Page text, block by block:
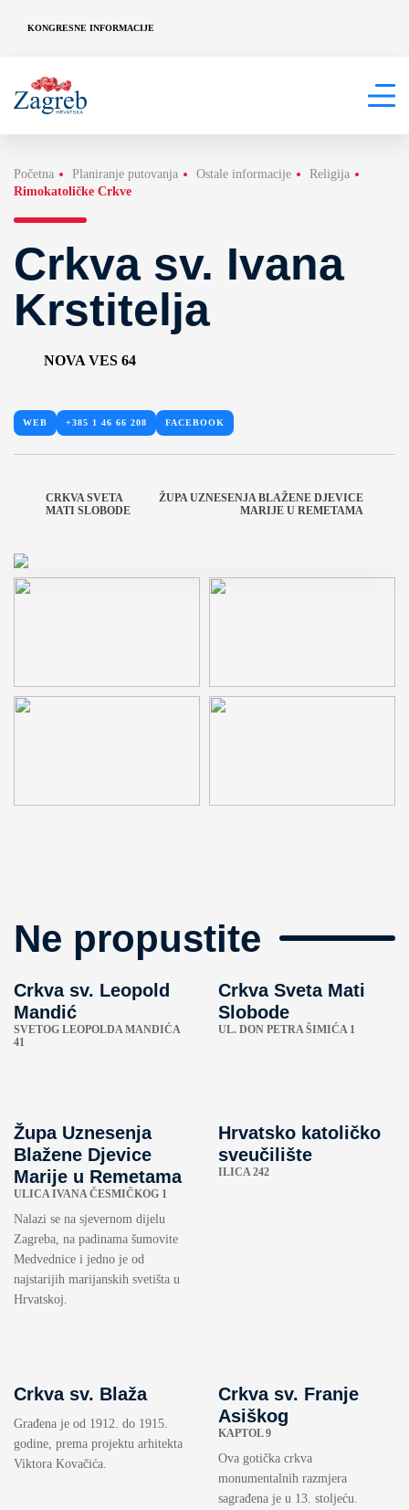
KONGRESNE INFORMACIJE
Početna Planiranje putovanja Ostale informacije
Religija
Rimokatoličke Crkve
Crkva sv. Ivana
Krstitelja
NOVA VES 64
WEB +385 1 46 66 208 FACEBOOK
CRKVA SVETA
MATI SLOBODE
ŽUPA UZNESENJA BLAŽENE DJEVICE
MARIJE U REMETAMA
Ne propustite
Crkva sv. Leopold
Mandić
SVETOG LEOPOLDA MANDIĆA
41
Crkva Sveta Mati
Slobode
UL. DON PETRA ŠIMIĆA 1
Župa Uznesenja
Blažene Djevice
Marije u Remetama
ULICA IVANA ČESMIČKOG 1
Nalazi se na sjevernom dijelu
Zagreba, na padinama šumovite
Medvednice i jedno je od
najstarijih marijanskih svetišta u
Hrvatskoj.
Hrvatsko katoličko
sveučilište
ILICA 242
Crkva sv. Blaža
Građena je od 1912. do 1915.
godine, prema projektu arhitekta
Viktora Kovačića.
Crkva sv. Franje
Asiškog
KAPTOL 9
Ova gotička crkva
monumentalnih razmjera
sagrađena je u 13. stoljeću.